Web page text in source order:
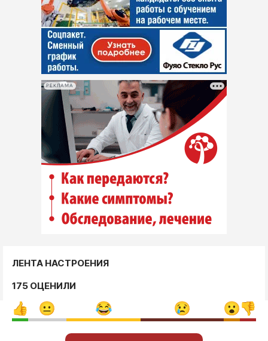
РЕКЛАМА
ЛЕНТА НАСТРОЕНИЯ
175 ОЦЕНИЛИ